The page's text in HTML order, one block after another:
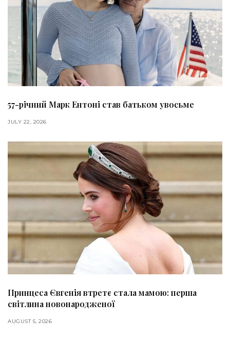
57-річний Марк Ентоні став батьком увосьме
JULY 22, 2026
Принцеса Євгенія втретє стала мамою: перша
світлина новонародженої
AUGUST 5, 2026